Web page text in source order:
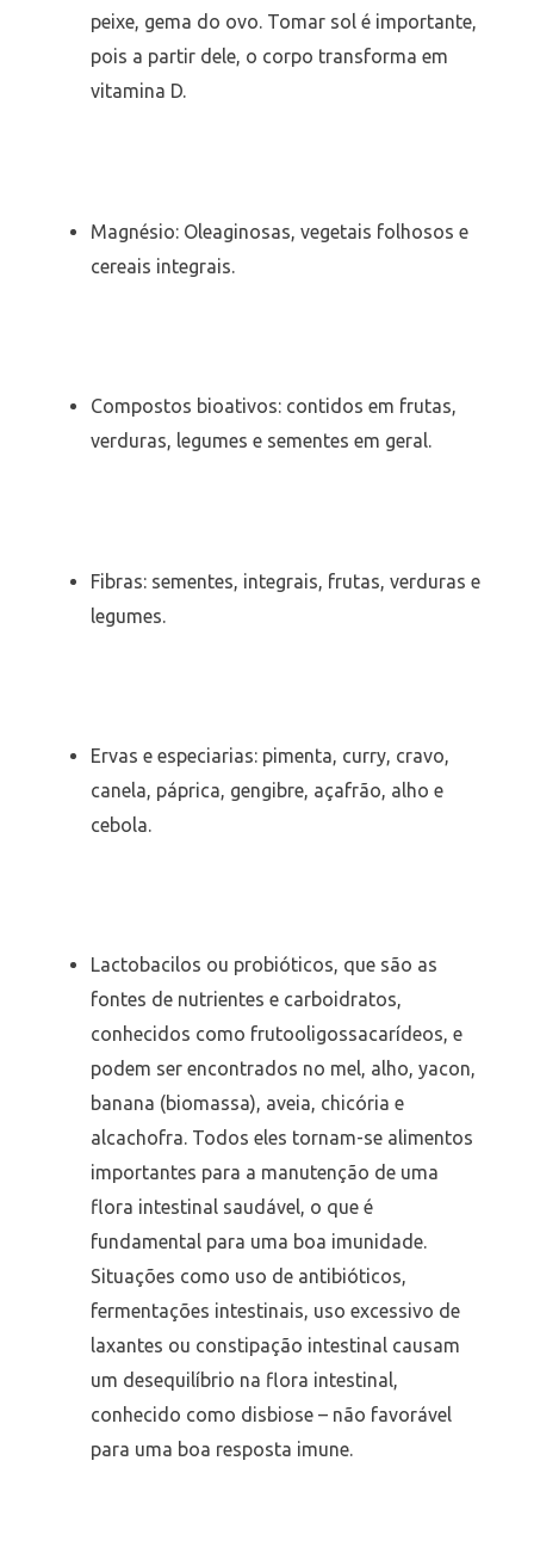
peixe, gema do ovo. Tomar sol é importante,
pois a partir dele, o corpo transforma em
vitamina D.
Magnésio: Oleaginosas, vegetais folhosos e
cereais integrais.
Compostos bioativos: contidos em frutas,
verduras, legumes e sementes em geral.
Fibras: sementes, integrais, frutas, verduras e
legumes.
Ervas e especiarias: pimenta, curry, cravo,
canela, páprica, gengibre, açafrão, alho e
cebola.
Lactobacilos ou probióticos, que são as
fontes de nutrientes e carboidratos,
conhecidos como frutooligossacarídeos, e
podem ser encontrados no mel, alho, yacon,
banana (biomassa), aveia, chicória e
alcachofra. Todos eles tornam-se alimentos
importantes para a manutenção de uma
flora intestinal saudável, o que é
fundamental para uma boa imunidade.
Situações como uso de antibióticos,
fermentações intestinais, uso excessivo de
laxantes ou constipação intestinal causam
um desequilíbrio na flora intestinal,
conhecido como disbiose – não favorável
para uma boa resposta imune.